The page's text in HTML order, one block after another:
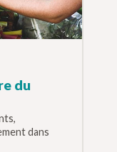
du
dans